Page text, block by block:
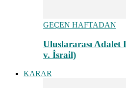
GEÇEN HAFTADAN
Uluslararası Adalet
v. İsrail)
KARAR